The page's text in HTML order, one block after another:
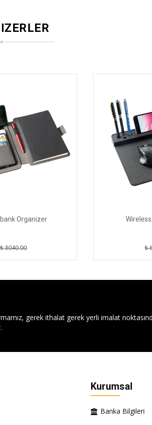
Organizer
₺ 3040.00 ₺
gerek ithalat gerek yerli imalat
Kurumsal
Banka Bilgileri